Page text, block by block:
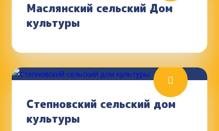
Маслянский сельский Дом
культуры
Степновский сельский дом
культуры